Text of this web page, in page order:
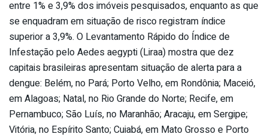
entre 1% e 3,9% dos imóveis pesquisados, enquanto as que
se enquadram em situação de risco registram índice
superior a 3,9%. O Levantamento Rápido do Índice de
Infestação pelo Aedes aegypti (Liraa) mostra que dez
capitais brasileiras apresentam situação de alerta para a
dengue: Belém, no Pará; Porto Velho, em Rondônia; Maceió,
em Alagoas; Natal, no Rio Grande do Norte; Recife, em
Pernambuco; São Luís, no Maranhão; Aracaju, em Sergipe;
Vitória, no Espírito Santo; Cuiabá, em Mato Grosso e Porto